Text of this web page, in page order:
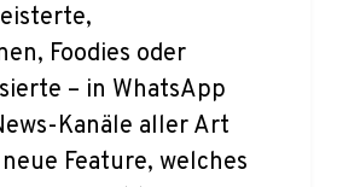
Foodies oder
– in WhatsApp
Kanäle aller Art
Feature, welches